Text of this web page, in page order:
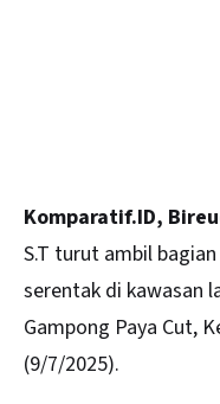
Komparatif.ID,
S.T turut ambil
serentak di kawasan
Gampong Paya Cut,
(9/7/2025).